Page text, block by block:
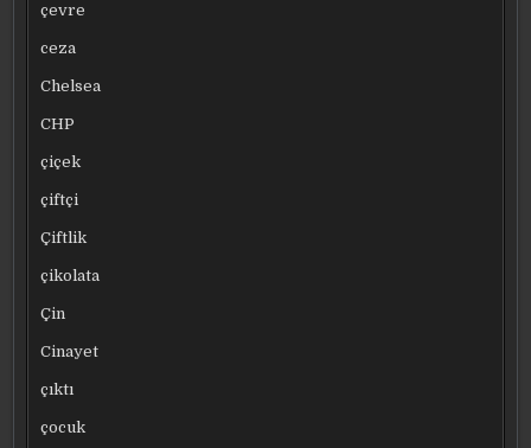
çevre
ceza
Chelsea
CHP
çiçek
çiftçi
Çiftlik
çikolata
Çin
Cinayet
çıktı
çocuk